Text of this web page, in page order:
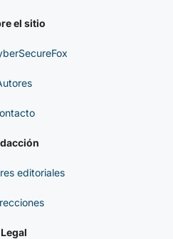
el sitio
editoriales
Legal